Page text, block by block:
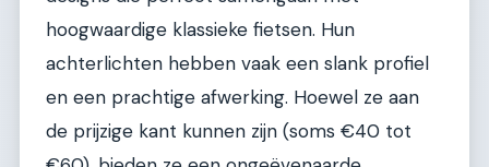
hoogwaardige klassieke fietsen. Hun
achterlichten hebben vaak een slank profiel
en een prachtige afwerking. Hoewel ze aan
de prijzige kant kunnen zijn (soms €40 tot